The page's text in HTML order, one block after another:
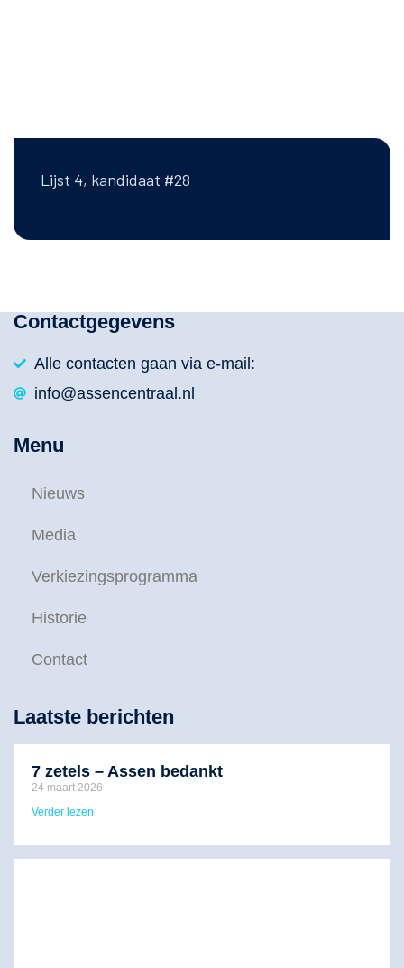
Lijst 4, kandidaat #28
Contactgegevens
Alle contacten gaan via e-mail:
info@assencentraal.nl
Menu
Nieuws
Media
Verkiezingsprogramma
Historie
Contact
Laatste berichten
7 zetels – Assen bedankt
24 maart 2026
Verder lezen